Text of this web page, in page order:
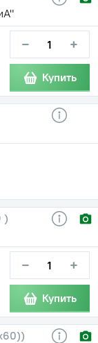
− +
Купить
)
− +
Купить